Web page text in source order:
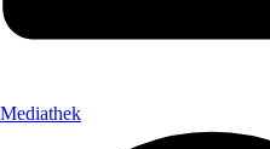
Mediathek